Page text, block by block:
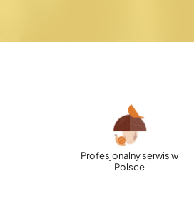
Profesjonalny serwis w
Polsce